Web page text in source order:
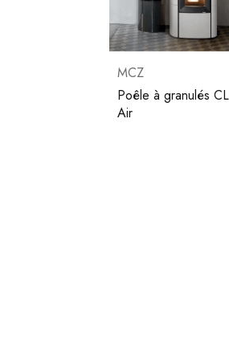
MCZ
Poêle à granulés
Air